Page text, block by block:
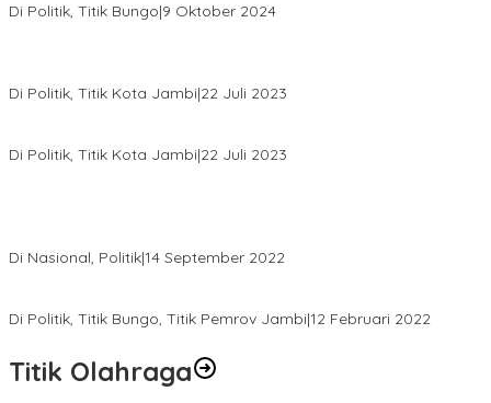
Di Politik, Titik Bungo|9 Oktober 2024
Di Politik, Titik Kota Jambi|22 Juli 2023
Di Politik, Titik Kota Jambi|22 Juli 2023
Di Nasional, Politik|14 September 2022
Di Politik, Titik Bungo, Titik Pemrov Jambi|12 Februari 2022
Titik Olahraga